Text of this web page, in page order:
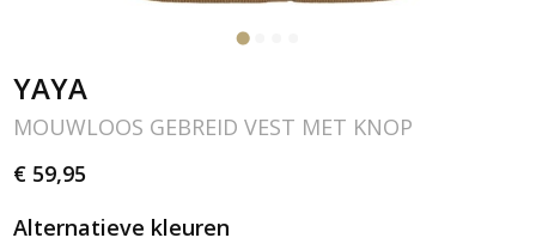
YAYA
MOUWLOOS GEBREID VEST MET KNOP
€ 59,95
Alternatieve kleuren